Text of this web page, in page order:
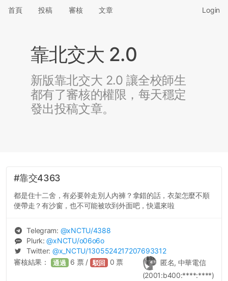
首頁 投稿 審核 文章 Login
靠北交大 2.0
新版靠北交大 2.0 讓全校師生
都有了審核的權限，每天穩定
發出投稿文章。
#靠交4363
都是住十二舍，有必要幹走別人內褲？拿錯的話，衣架怎麼不順
便帶走？有沙窗，也不可能被吹到外面吧，快還來啦
Telegram: @xNCTU/4388
Plurk:@xNCTU/o06o6o
Twitter: @x_NCTU/1305524217207693312
匿名, 中華電信
(2001:b400:****:****)
審核結果： 通過 6 票 / 駁回 0 票